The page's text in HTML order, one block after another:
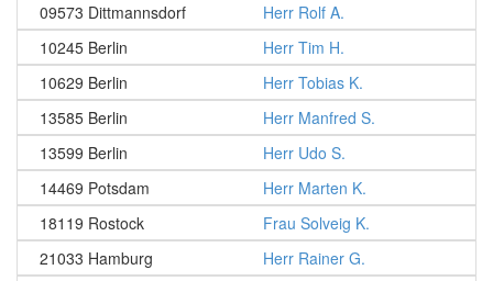
09573 Dittmannsdorf
Herr Rolf A.
10245 Berlin
Herr Tim H.
10629 Berlin
Herr Tobias K.
13585 Berlin
Herr Manfred S.
13599 Berlin
Herr Udo S.
14469 Potsdam
Herr Marten K.
18119 Rostock
Frau Solveig K.
21033 Hamburg
Herr Rainer G.